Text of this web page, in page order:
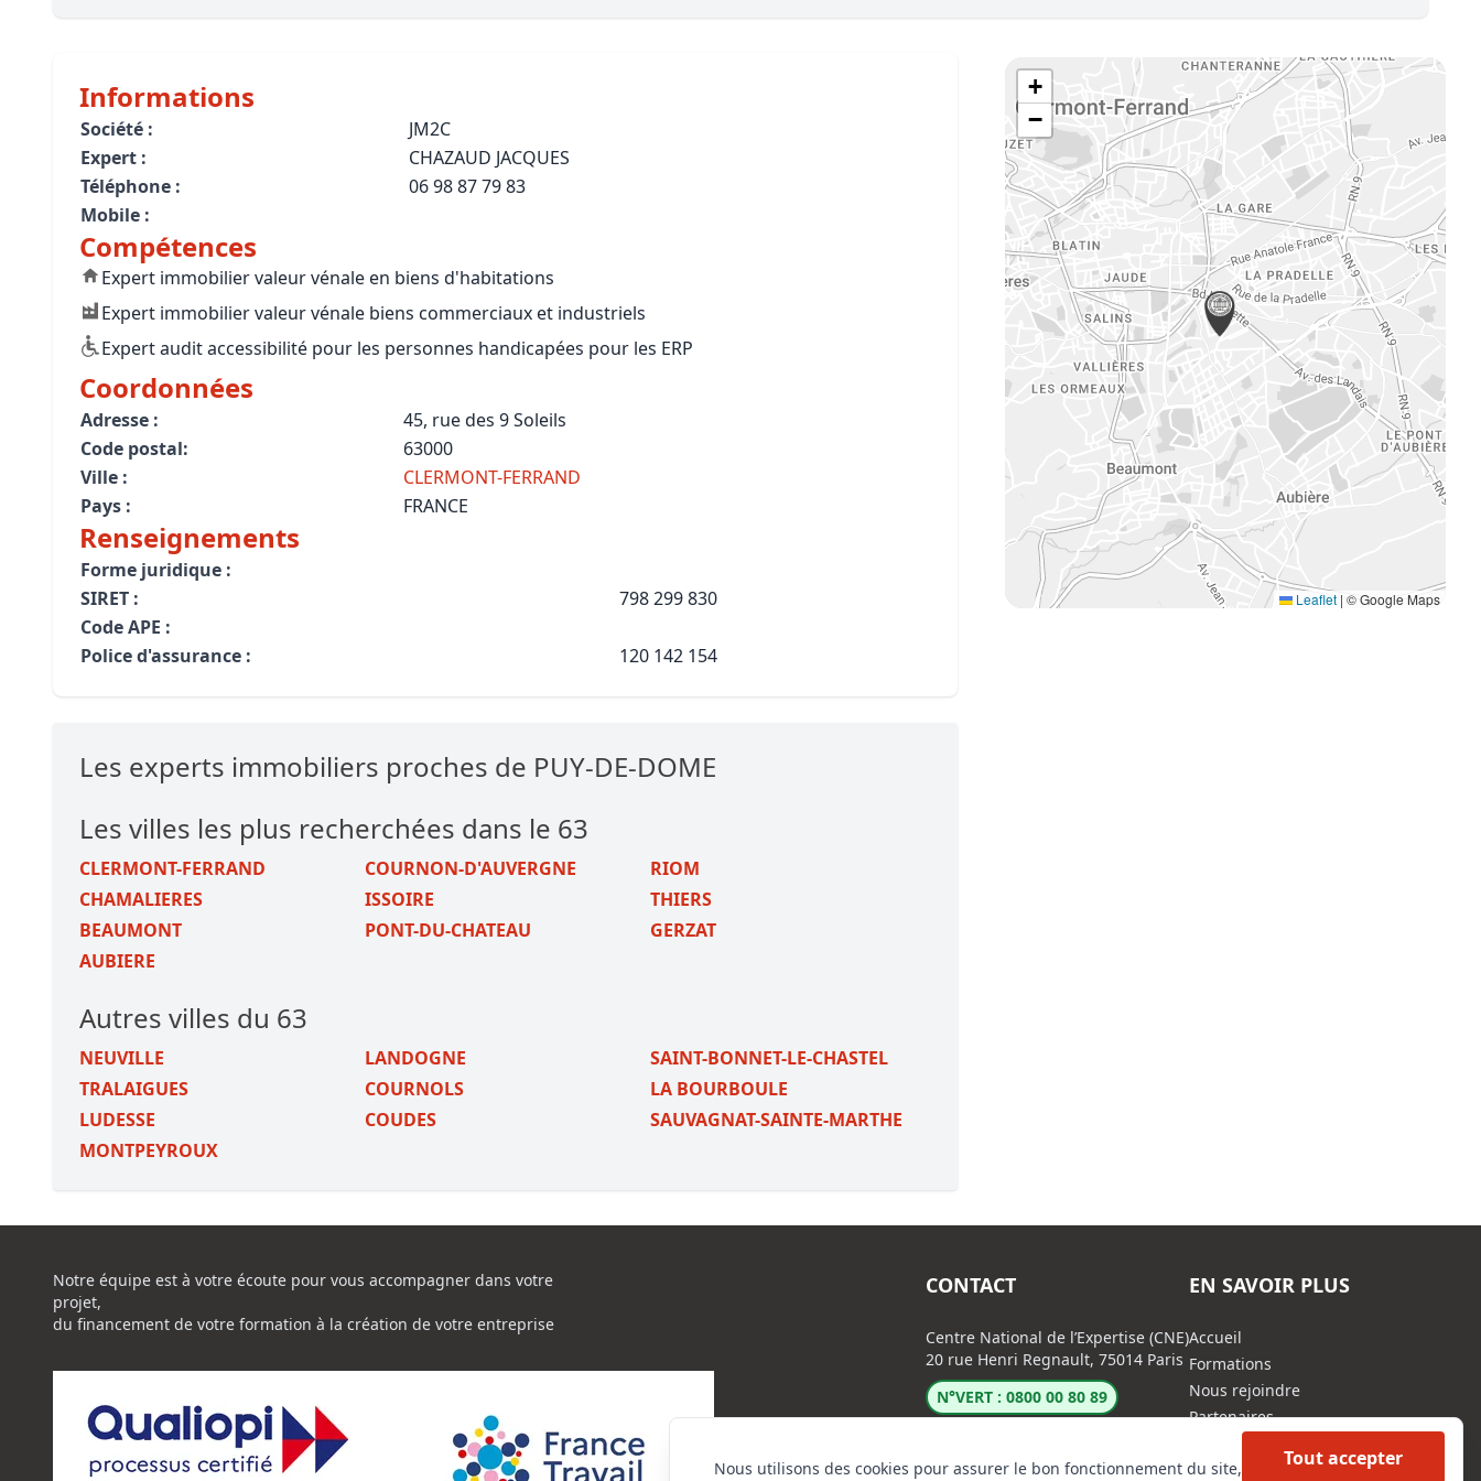
Pathologies des bâtiments
Lecture et compréhension d’un Plan Local d’Urbanisme (PLU)
Estimer le droit au bail
Développer et organiser l'activité de Syndic
Biens d’exception, belles demeures, châteaux et traits de côte
Informations
Société :
JM2C
Expert :
CHAZAUD JACQUES
Téléphone :
06 98 87 79 83
Mobile :
Compétences
Expert immobilier valeur vénale en biens d'habitations
Expert immobilier valeur vénale biens commerciaux et industriels
Expert audit accessibilité pour les personnes handicapées pour les ERP
Coordonnées
Adresse :
45, rue des 9 Soleils
Code postal:
63000
Ville :
CLERMONT-FERRAND
Pays :
FRANCE
Renseignements
Forme juridique :
SIRET :
798 299 830
Code APE :
Police d'assurance :
120 142 154
Les experts immobiliers proches de PUY-DE-DOME
Les villes les plus recherchées dans le 63
CLERMONT-FERRAND COURNON-D'AUVERGNE
RIOM
CHAMALIERES
ISSOIRE
THIERS
BEAUMONT
PONT-DU-CHATEAU
GERZAT
AUBIERE
Autres villes du 63
NEUVILLE LANDOGNE
SAINT-BONNET-LE-CHASTEL
TRALAIGUES
COURNOLS
LA BOURBOULE
LUDESSE
COUDES
SAUVAGNAT-SAINTE-MARTHE
MONTPEYROUX
+
−
Leaflet | © Google Maps
Nous utilisons des cookies pour assurer le bon fonctionnement du site,
Tout accepter
Notre équipe est à votre écoute pour vous accompagner dans votre
projet,
du financement de votre formation à la création de votre entreprise
CONTACT
Centre National de l’Expertise (CNE)
20 rue Henri Regnault, 75014 Paris
N°VERT : 0800 00 80 89
EN SAVOIR PLUS
Accueil
Formations
Nous rejoindre
Partenaires
Le C.N.E.